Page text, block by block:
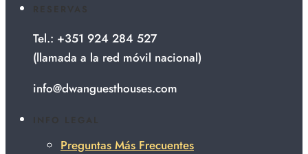
Tel.: +351 924 284 527
(llamada a la red móvil nacional)
info@dwanguesthouses.com
Preguntas Más Frecuentes